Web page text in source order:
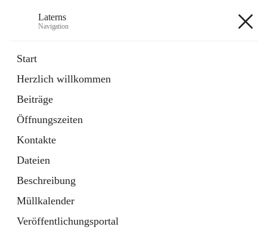
Laterns
Navigation
Start
Herzlich willkommen
Beiträge
Öffnungszeiten
Kontakte
Dateien
Beschreibung
Müllkalender
Veröffentlichungsportal
11 Schnellzugriffe
Soziales
1 Schnellzugriff